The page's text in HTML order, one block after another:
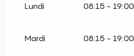
Lundi 08:15 - 19:00
Mardi 08:15 - 19:00